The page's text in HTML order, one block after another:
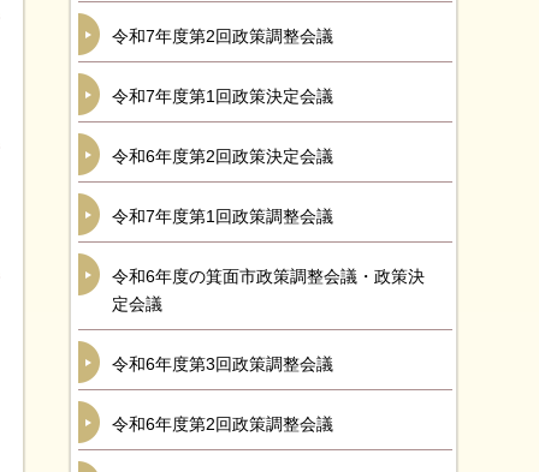
令和7年度第2回政策調整会議
令和7年度第1回政策決定会議
令和6年度第2回政策決定会議
令和7年度第1回政策調整会議
令和6年度の箕面市政策調整会議・政策決
定会議
令和6年度第3回政策調整会議
令和6年度第2回政策調整会議